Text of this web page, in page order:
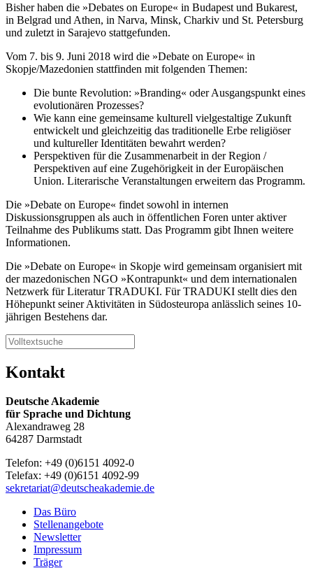
Bisher haben die »Debates on Europe« in Budapest und Bukarest,
in Belgrad und Athen, in Narva, Minsk, Charkiv und St. Petersburg
und zuletzt in Sarajevo stattgefunden.
Vom 7. bis 9. Juni 2018 wird die »Debate on Europe« in
Skopje/Mazedonien stattfinden mit folgenden Themen:
Die bunte Revolution: »Branding« oder Ausgangspunkt eines
evolutionären Prozesses?
Wie kann eine gemeinsame kulturell vielgestaltige Zukunft
entwickelt und gleichzeitig das traditionelle Erbe religiöser
und kultureller Identitäten bewahrt werden?
Perspektiven für die Zusammenarbeit in der Region /
Perspektiven auf eine Zugehörigkeit in der Europäischen
Union. Literarische Veranstaltungen erweitern das Programm.
Die »Debate on Europe« findet sowohl in internen
Diskussionsgruppen als auch in öffentlichen Foren unter aktiver
Teilnahme des Publikums statt. Das Programm gibt Ihnen weitere
Informationen.
Die »Debate on Europe« in Skopje wird gemeinsam organisiert mit
der mazedonischen NGO »Kontrapunkt« und dem internationalen
Netzwerk für Literatur TRADUKI. Für TRADUKI stellt dies den
Höhepunkt seiner Aktivitäten in Südosteuropa anlässlich seines 10-
jährigen Bestehens dar.
Kontakt
Deutsche Akademie
für Sprache und Dichtung
Alexandraweg 28
64287 Darmstadt
Telefon: +49 (0)6151 4092-0
Telefax: +49 (0)6151 4092-99
sekretariat@deutscheakademie.de
Das Büro
Stellenangebote
Newsletter
Impressum
Träger